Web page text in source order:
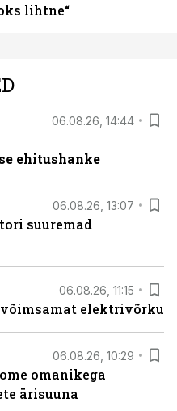
lihtne“
06.08.26, 14:44
ehitushanke
06.08.26, 13:07
suuremad
06.08.26, 11:15
elektrivõrku
06.08.26, 10:29
omanikega
ärisuuna